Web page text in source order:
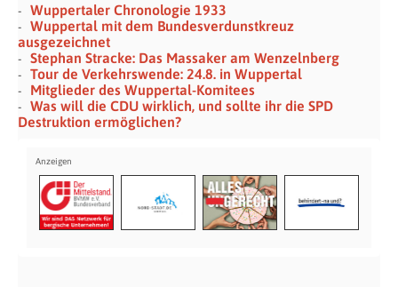
Wuppertaler Chronologie 1933
Wuppertal mit dem Bundesverdunstkreuz
ausgezeichnet
Stephan Stracke: Das Massaker am Wenzelnberg
Tour de Verkehrswende: 24.8. in Wuppertal
Mitglieder des Wuppertal-Komitees
Was will die CDU wirklich, und sollte ihr die SPD
Destruktion ermöglichen?